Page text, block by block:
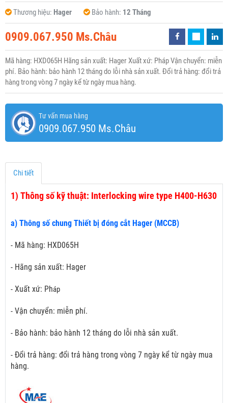
Thương hiệu: Hager Bảo hành: 12 Tháng
0909.067.950 Ms.Châu
Mã hàng: HXD065H Hãng sản xuất: Hager Xuất xứ: Pháp Vận chuyển: miễn
phí. Bảo hành: bảo hành 12 tháng do lỗi nhà sản xuất. Đổi trả hàng: đổi trả
hàng trong vòng 7 ngày kể từ ngày mua hàng.
Tư vấn mua hàng
0909.067.950 Ms.Châu
Chi tiết
1) Thông số kỹ thuật: Interlocking wire type H400-H630
a) Thông số chung Thiết bị đóng cắt Hager (MCCB)
- Mã hàng: HXD065H
- Hãng sản xuất: Hager
- Xuất xứ: Pháp
- Vận chuyển: miễn phí.
- Bảo hành: bảo hành 12 tháng do lỗi nhà sản xuất.
- Đổi trả hàng: đổi trả hàng trong vòng 7 ngày kể từ ngày mua
hàng.